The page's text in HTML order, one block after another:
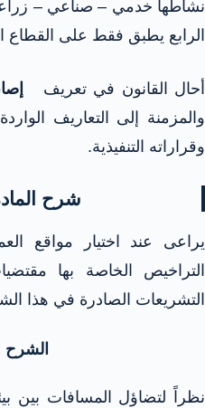
نشاطها خدمي – صناعي –
الرابع يطبق فقط على القطاع
أحال القانون في تعريف
والمزمنة إلى التعاريف
وقراراته التنفيذية.
شرح المادة 204
يراعى عند اختيار مواقع
التراخيص الخاصة بها
التشريعات الصادرة في هذا
الشرح
نظراً لتضاؤل المسافات بين